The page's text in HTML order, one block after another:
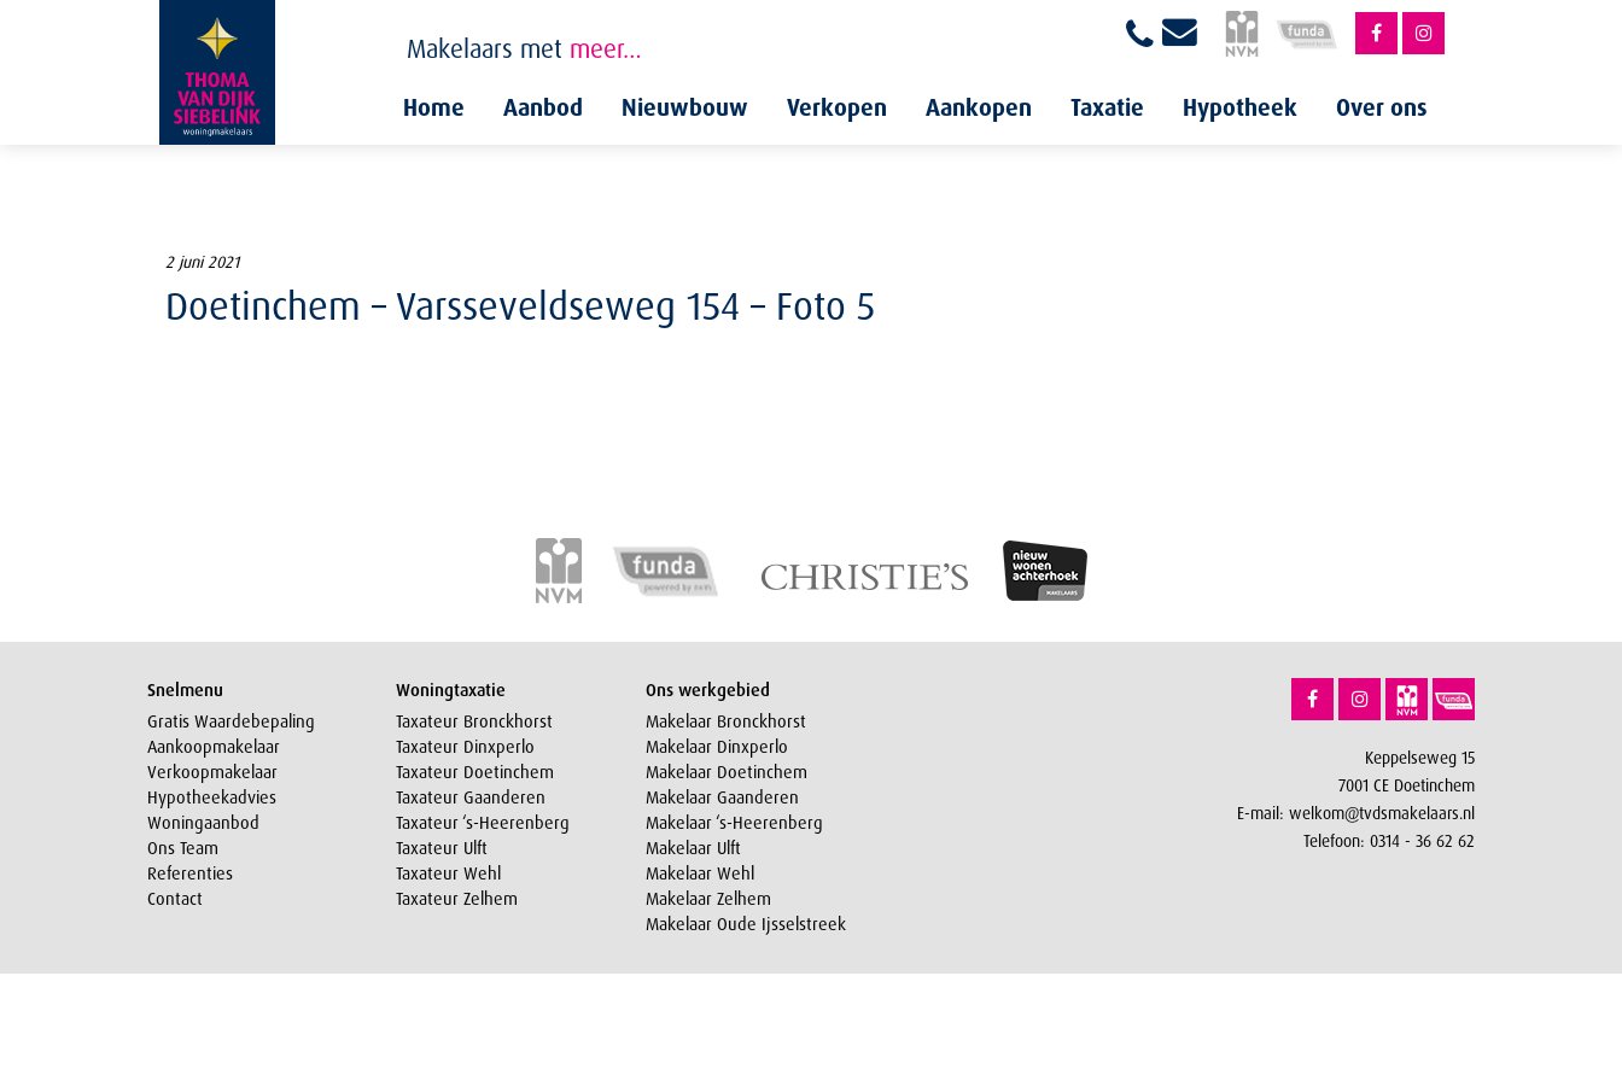
Makelaars met meer…
Home Aanbod Nieuwbouw Verkopen Aankopen Taxatie Hypotheek Over ons
2 juni 2021
Doetinchem – Varsseveldseweg 154 – Foto 5
Snelmenu
Gratis Waardebepaling
Aankoopmakelaar
Verkoopmakelaar
Hypotheekadvies
Woningaanbod
Ons Team
Referenties
Contact
Woningtaxatie
Taxateur Bronckhorst
Taxateur Dinxperlo
Taxateur Doetinchem
Taxateur Gaanderen
Taxateur ‘s-Heerenberg
Taxateur Ulft
Taxateur Wehl
Taxateur Zelhem
Ons werkgebied
Makelaar Bronckhorst
Makelaar Dinxperlo
Makelaar Doetinchem
Makelaar Gaanderen
Makelaar ‘s-Heerenberg
Makelaar Ulft
Makelaar Wehl
Makelaar Zelhem
Makelaar Oude Ijsselstreek
Keppelseweg 15
7001 CE Doetinchem
E-mail: welkom@tvdsmakelaars.nl
Telefoon: 0314 - 36 62 62